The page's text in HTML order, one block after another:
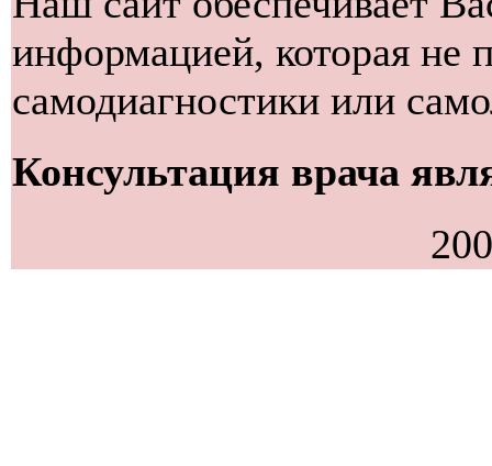
информацией, которая не
самодиагностики или
Консультация врача